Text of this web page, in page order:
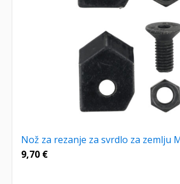
Nož za rezanje za svrdlo za zemlju
9,70 €